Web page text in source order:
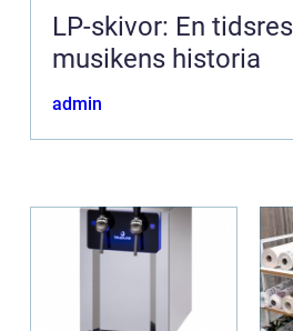
LP-skivor: En
musikens historia
admin